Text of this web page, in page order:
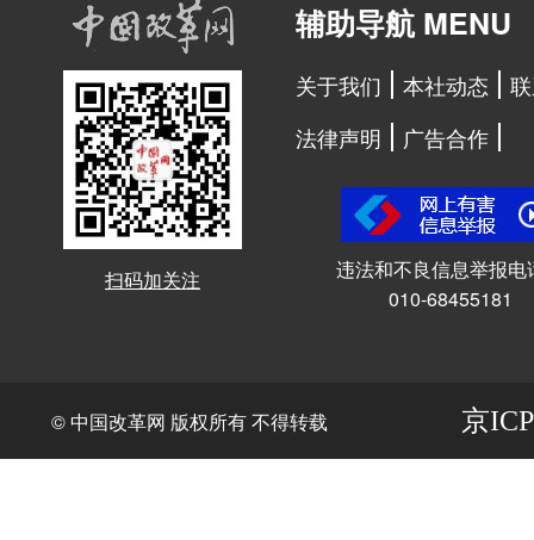
扫码加关注
辅助导航 MENU
关于我们 本社动态
法律声明
广告合作
违法和不良信息举报电
010-68455181
© 中国改革网 版权所有 不得转载 京